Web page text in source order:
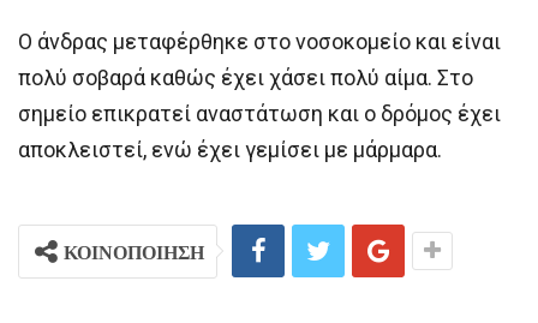
Ο άνδρας μεταφέρθηκε στο νοσοκομείο και είναι
πολύ σοβαρά καθώς έχει χάσει πολύ αίμα. Στο
σημείο επικρατεί αναστάτωση και ο δρόμος έχει
αποκλειστεί, ενώ έχει γεμίσει με μάρμαρα.
ΚΟΙΝΟΠΟΙΗΣΗ